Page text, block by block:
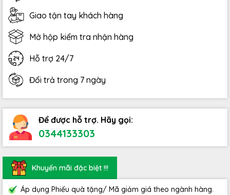
Giao tận tay khách hàng
Mở hộp kiểm tra nhận hàng
Hỗ trợ 24/7
Đổi trả trong 7 ngày
Để được hỗ trợ. Hãy gọi:
0344133303
Khuyến mãi đặc biệt !!!
Áp dụng Phiếu quà tặng/ Mã giảm giá theo ngành hàng.